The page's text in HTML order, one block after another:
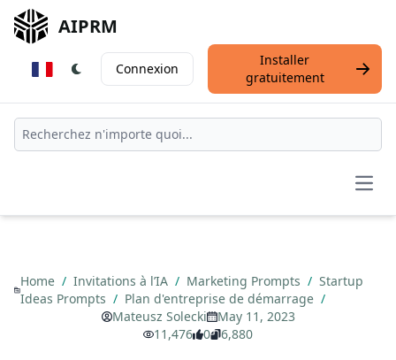
AIPRM
Connexion
Installer
gratuitement
Home / Invitations à l’IA / Marketing Prompts / Startup
Ideas Prompts / Plan d'entreprise de démarrage /
Mateusz Solecki
May 11, 2023
11,476
0 6,880